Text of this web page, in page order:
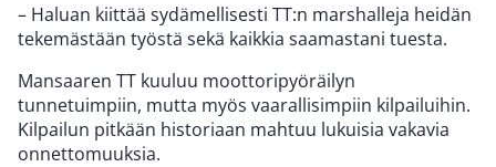
– Haluan kiittää sydämellisesti TT:n marshalleja heidän
tekemästään työstä sekä kaikkia saamastani tuesta.
Mansaaren TT kuuluu moottoripyöräilyn
tunnetuimpiin, mutta myös vaarallisimpiin kilpailuihin.
Kilpailun pitkään historiaan mahtuu lukuisia vakavia
onnettomuuksia.